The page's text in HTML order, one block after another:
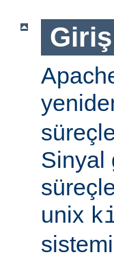
Giriş
Sinyal
unix